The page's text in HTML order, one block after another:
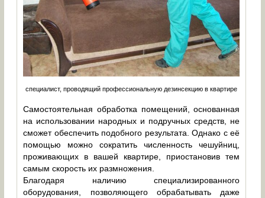
специалист, проводящий профессиональную дезинсекцию в квартире
Самостоятельная обработка помещений, основанная
на использовании народных и подручных средств, не
сможет обеспечить подобного результата. Однако с её
помощью можно сократить численность чешуйниц,
проживающих в вашей квартире, приостановив тем
самым скорость их размножения.
Благодаря наличию специализированного
оборудования, позволяющего обрабатывать даже